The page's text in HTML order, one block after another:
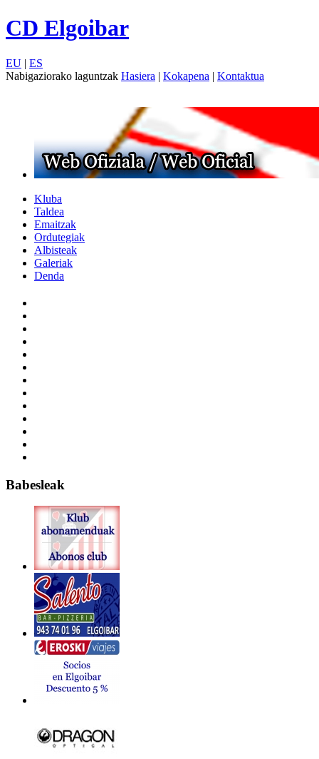
CD Elgoibar
EU | ES
Nabigaziorako laguntzak Hasiera | Kokapena | Kontaktua
Kluba
Taldea
Emaitzak
Ordutegiak
Albisteak
Galeriak
Denda
Babesleak